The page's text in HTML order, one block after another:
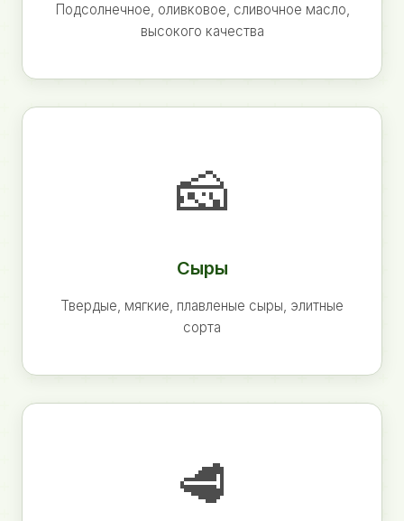
Подсолнечное, оливковое, сливочное масло,
высокого качества
🧀
Сыры
Твердые, мягкие, плавленые сыры, элитные
сорта
🥩